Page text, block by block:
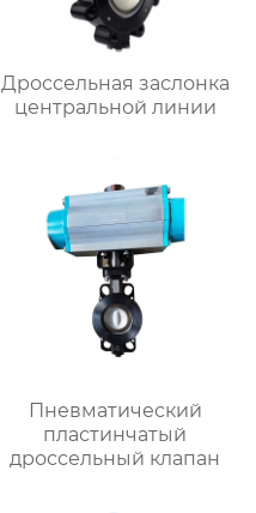
Дроссельная заслонка
центральной линии
Пневматический
пластинчатый
дроссельный клапан